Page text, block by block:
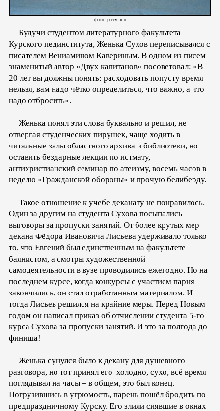
фото: piccy.info
Будучи студентом литературного факультета
Курского пединститута, Женька Сухов переписывался с
писателем Вениамином Кавериным. В одном из писем
знаменитый автор «Двух капитанов» посоветовал: «В
20 лет вы должны понять: расходовать попусту время
нельзя, вам надо чётко определиться, что важно, а что
надо отбросить».
Женька понял эти слова буквально и решил, не
отвергая студенческих пирушек, чаще ходить в
читальные залы областного архива и библиотеки, но
оставить бездарные лекции по истмату,
антихристианский семинар по атеизму, восемь часов в
неделю «Гражданской обороны» и прочую белиберду.
Такое отношение к учебе деканату не понравилось.
Один за другим на студента Сухова посыпались
выговоры за пропуски занятий. От более крутых мер
декана Фёдора Ивановича Лисьева удерживало только
то, что Евгений был единственным на факультете
баянистом, а смотры художественной
самодеятельности в вузе проводились ежегодно. Но на
последнем курсе, когда конкурсы с участием парня
закончились, он стал отработанным материалом. И
тогда Лисьев решился на крайние меры. Перед Новым
годом он написал приказ об отчислении студента 5-го
курса Сухова за пропуски занятий. И это за полгода до
финиша!
Женька сунулся было к декану для душевного
разговора, но тот принял его холодно, сухо, всё время
поглядывал на часы – в общем, это был конец.
Погрузившись в угрюмость, парень пошёл бродить по
предпраздничному Курску. Его злили сиявшие в окнах